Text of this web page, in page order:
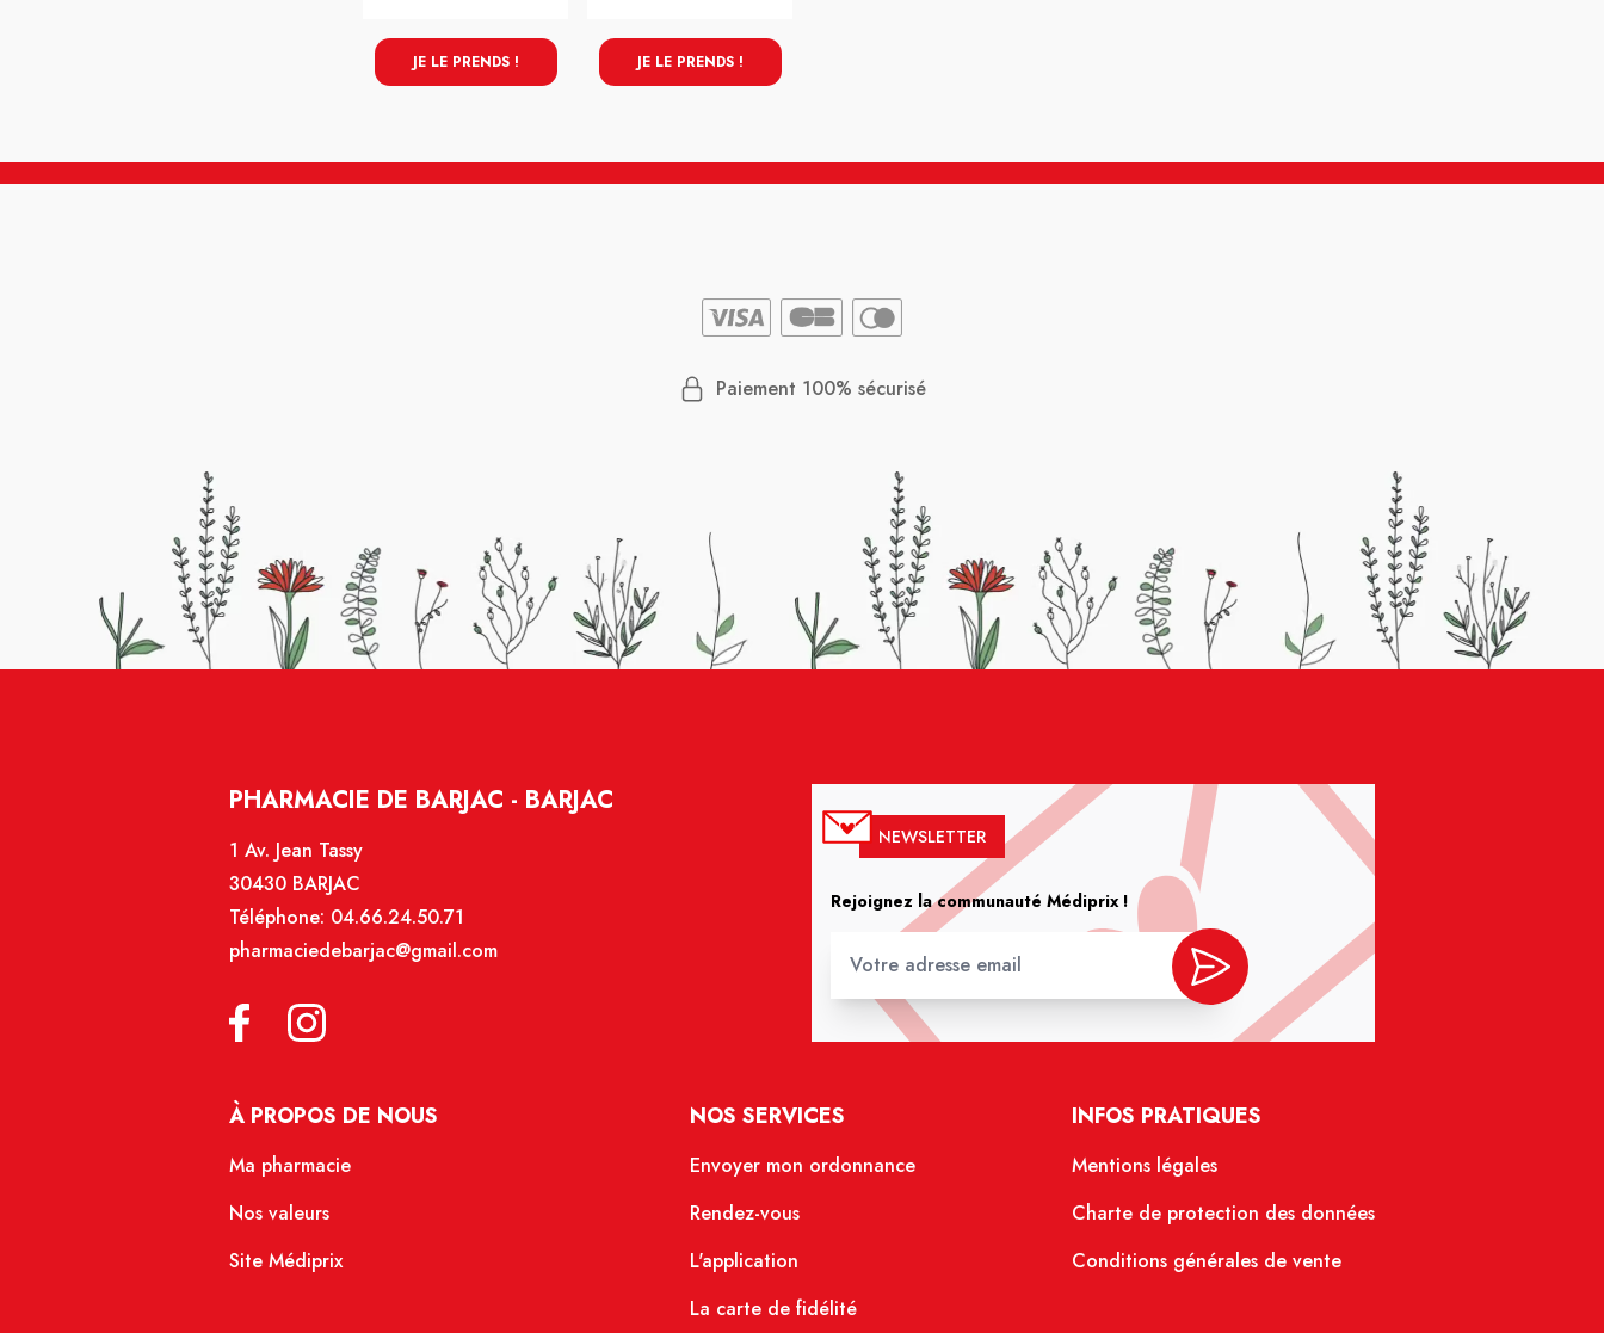
JE LE PRENDS ! JE LE PRENDS !
Paiement 100% sécurisé
PHARMACIE DE BARJAC - BARJAC
1 Av. Jean Tassy
30430 BARJAC
Téléphone: 04.66.24.50.71
pharmaciedebarjac@gmail.com
NEWSLETTER
Rejoignez la communauté Médiprix !
À PROPOS DE NOUS
Ma pharmacie
Nos valeurs
Site Médiprix
NOS SERVICES
Envoyer mon ordonnance
Rendez-vous
L'application
La carte de fidélité
INFOS PRATIQUES
Mentions légales
Charte de protection des données
Conditions générales de vente